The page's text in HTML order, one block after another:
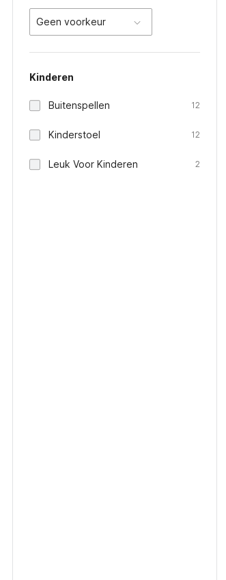
Geen voorkeur
Kinderen
Buitenspellen 12
Kinderstoel 12
Leuk Voor Kinderen 2